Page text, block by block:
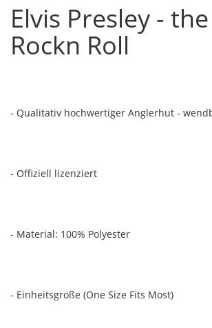
Elvis Presley -
Rockn Roll
- Qualitativ hochwertiger Anglerhut -
- Offiziell lizenziert
- Material: 100% Polyester
- Einheitsgröße (One Size Fits Most)